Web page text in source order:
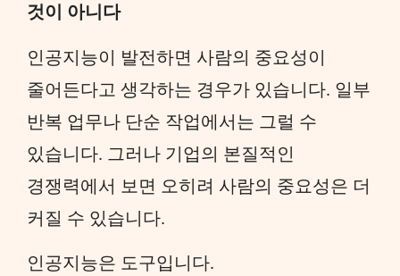
것이 아니다
인공지능이 발전하면 사람의 중요성이
줄어든다고 생각하는 경우가 있습니다. 일부
반복 업무나 단순 작업에서는 그럴 수
있습니다. 그러나 기업의 본질적인
경쟁력에서 보면 오히려 사람의 중요성은 더
커질 수 있습니다.
인공지능은 도구입니다.